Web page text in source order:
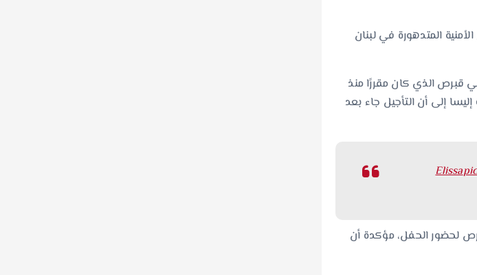
الأوضاع الأمنية المتدهورة في لبنان
قبرص الذي كان مقررًا منذ
إلى أن التأجيل جاء بعد
لحضور الحفل، مؤكدة أن